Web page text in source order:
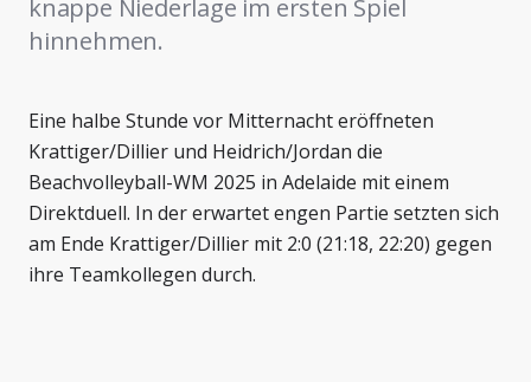
knappe Niederlage im ersten Spiel
hinnehmen.
Eine halbe Stunde vor Mitternacht eröffneten
Krattiger/Dillier und Heidrich/Jordan die
Beachvolleyball-WM 2025 in Adelaide mit einem
Direktduell. In der erwartet engen Partie setzten sich
am Ende Krattiger/Dillier mit 2:0 (21:18, 22:20) gegen
ihre Teamkollegen durch.